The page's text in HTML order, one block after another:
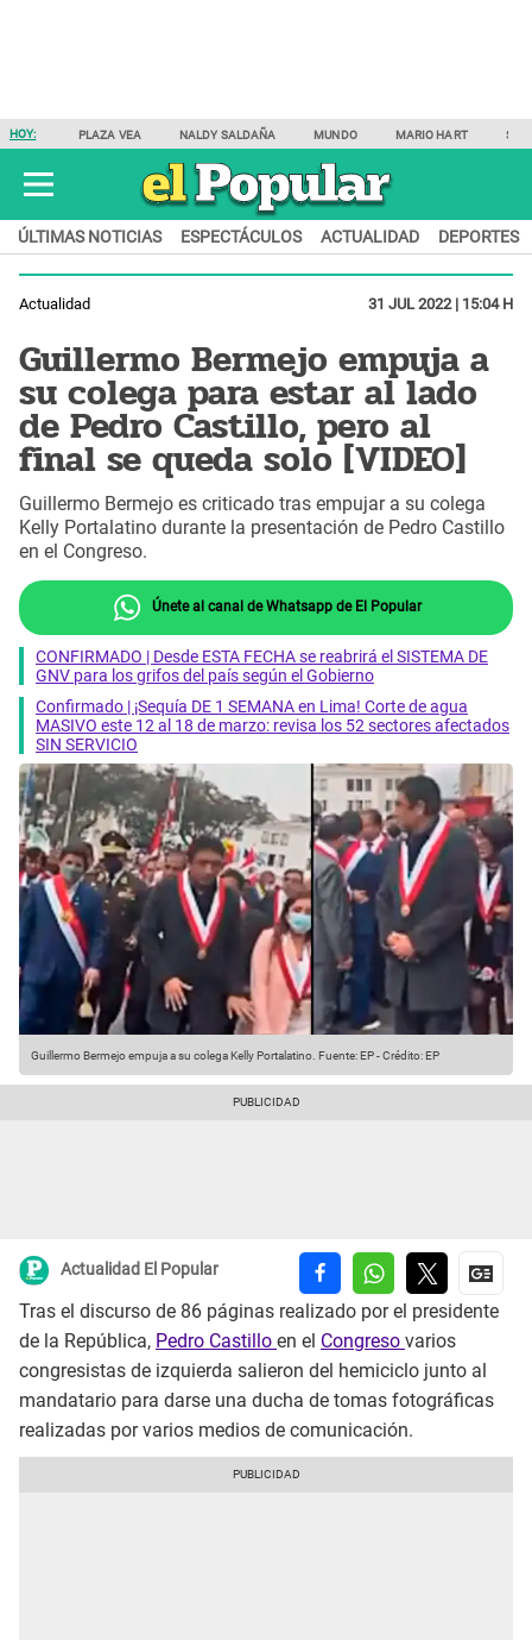
HOY: PLAZA VEA NALDY SALDAÑA MUNDO MARIO HART
ÚLTIMAS NOTICIAS ESPECTÁCULOS ACTUALIDAD DEPORTES
Actualidad 31 JUL 2022 | 15:04 H
Guillermo Bermejo empuja a
su colega para estar al lado
de Pedro Castillo, pero al
final se queda solo [VIDEO]
Guillermo Bermejo es criticado tras empujar a su colega
Kelly Portalatino durante la presentación de Pedro Castillo
en el Congreso.
Únete al canal de Whatsapp de El Popular
CONFIRMADO | Desde ESTA FECHA se reabrirá el SISTEMA DE
GNV para los grifos del país según el Gobierno
Confirmado | ¡Sequía DE 1 SEMANA en Lima! Corte de agua
MASIVO este 12 al 18 de marzo: revisa los 52 sectores afectados
SIN SERVICIO
Guillermo Bermejo empuja a su colega Kelly Portalatino. Fuente: EP-Crédito: EP
Actualidad El Popular
Tras el discurso de 86 páginas realizado por el presidente
de la República, Pedro Castillo en el Congreso varios
congresistas de izquierda salieron del hemiciclo junto al
mandatario para darse una ducha de tomas fotográficas
realizadas por varios medios de comunicación.